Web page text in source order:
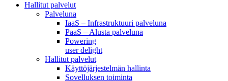
Hallitut palvelut
Palveluna
IaaS – Infrastruktuuri palveluna
PaaS – Alusta palveluna
Powering
user delight
Hallitut palvelut
Käyttöjärjestelmän hallinta
Sovelluksen toiminta